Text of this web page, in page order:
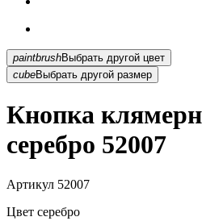
paintbrush
Выбрать другой цвет
cubeВыбрать другой размер
Кнопка
серебро 52007
Артикул 52007
Цвет серебро